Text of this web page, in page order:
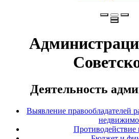
Деятельность
Выявление правообладателей
Противодействие